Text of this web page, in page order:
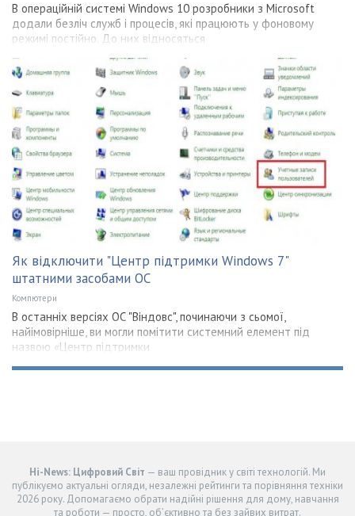
В операційній системі Windows 10 розробники з Microsoft
додали безліч служб і процесів, які працюють у фоновому
режимі постійно. До них відносяться
Як відключити "Центр підтримки Windows 7"
штатними засобами ОС
Компютери
В останніх версіях ОС "Віндовс", починаючи з сьомої,
найімовірніше, ви могли помітити системний елемент під
назвою «Центр підтримки
Hi-News: Цифровий Світ — ваш провідник у світі технологій. Ми
публікуємо актуальні огляди, незалежні рейтинги та порівняння техніки
2026 року. Допомагаємо обрати надійні рішення для дому, навчання
та роботи — просто, об’єктивно та без зайвих витрат.